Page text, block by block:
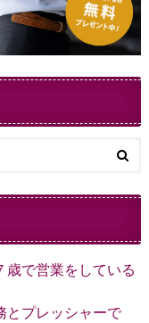
歳で営業をしている
とプレッシャーで